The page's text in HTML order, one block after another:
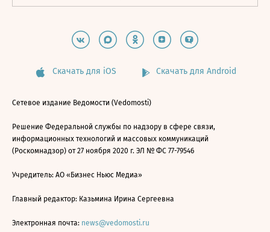
Скачать для iOS Скачать для Android
Сетевое издание Ведомости (Vedomosti)
Решение Федеральной службы по надзору в сфере связи,
информационных технологий и массовых коммуникаций
(Роскомнадзор) от 27 ноября 2020 г. ЭЛ № ФС 77-79546
Учредитель: АО «Бизнес Ньюс Медиа»
Главный редактор: Казьмина Ирина Сергеевна
Электронная почта: news@vedomosti.ru